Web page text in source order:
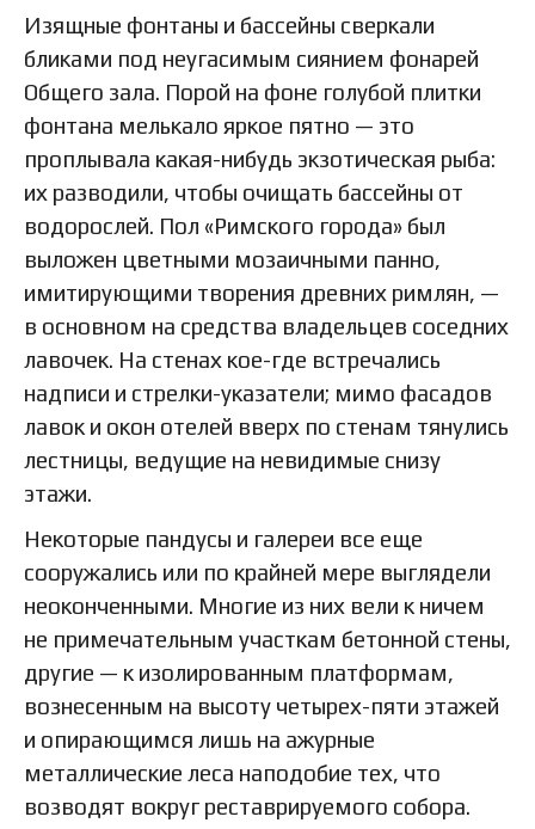
Изящные фонтаны и бассейны сверкали
бликами под неугасимым сиянием фонарей
Общего зала. Порой на фоне голубой плитки
фонтана мелькало яркое пятно — это
проплывала какая-нибудь экзотическая рыба:
их разводили, чтобы очищать бассейны от
водорослей. Пол «Римского города» был
выложен цветными мозаичными панно,
имитирующими творения древних римлян, —
в основном на средства владельцев соседних
лавочек. На стенах кое-где встречались
надписи и стрелки-указатели; мимо фасадов
лавок и окон отелей вверх по стенам тянулись
лестницы, ведущие на невидимые снизу
этажи.
Некоторые пандусы и галереи все еще
сооружались или по крайней мере выглядели
неоконченными. Многие из них вели к ничем
не примечательным участкам бетонной стены,
другие — к изолированным платформам,
вознесенным на высоту четырех-пяти этажей
и опирающимся лишь на ажурные
металлические леса наподобие тех, что
возводят вокруг реставрируемого собора.